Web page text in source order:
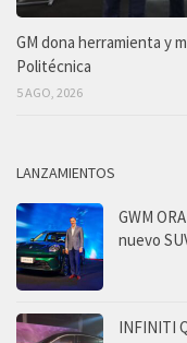
GM dona herramienta y
Politécnica
5 AGO, 2026
LANZAMIENTOS
GWM
nuevo
INFINITI